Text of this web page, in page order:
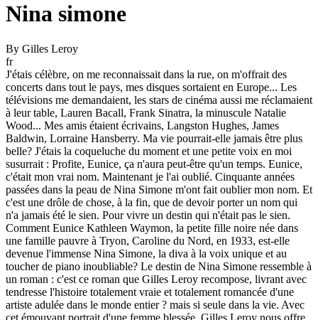
Nina simone
By Gilles Leroy
fr
J'étais célèbre, on me reconnaissait dans la rue, on m'offrait des
concerts dans tout le pays, mes disques sortaient en Europe... Les
télévisions me demandaient, les stars de cinéma aussi me réclamaient
à leur table, Lauren Bacall, Frank Sinatra, la minuscule Natalie
Wood... Mes amis étaient écrivains, Langston Hughes, James
Baldwin, Lorraine Hansberry. Ma vie pourrait-elle jamais être plus
belle? J'étais la coqueluche du moment et une petite voix en moi
susurrait : Profite, Eunice, ça n'aura peut-être qu'un temps. Eunice,
c'était mon vrai nom. Maintenant je l'ai oublié. Cinquante années
passées dans la peau de Nina Simone m'ont fait oublier mon nom. Et
c'est une drôle de chose, à la fin, que de devoir porter un nom qui
n'a jamais été le sien. Pour vivre un destin qui n'était pas le sien.
Comment Eunice Kathleen Waymon, la petite fille noire née dans
une famille pauvre à Tryon, Caroline du Nord, en 1933, est-elle
devenue l'immense Nina Simone, la diva à la voix unique et au
toucher de piano inoubliable? Le destin de Nina Simone ressemble à
un roman : c'est ce roman que Gilles Leroy recompose, livrant avec
tendresse l'histoire totalement vraie et totalement romancée d'une
artiste adulée dans le monde entier ? mais si seule dans la vie. Avec
cet émouvant portrait d'une femme blessée, Gilles Leroy nous offre,